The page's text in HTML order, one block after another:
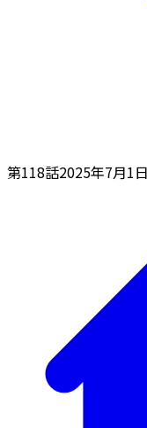
第118話2025年7月1日